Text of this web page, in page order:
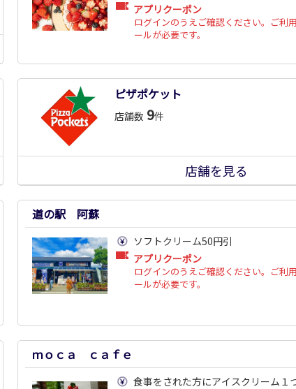
アプリクーポン
ログインのうえご確認ください。ご利
ールが必要です。
ピザポケット
店舗数 9件
店舗を見る
道の駅 阿蘇
ソフトクリーム50円引
アプリクーポン
ログインのうえご確認ください。ご利
ールが必要です。
ｍｏｃａ ｃａｆｅ
食事をされた方にアイスクリーム１